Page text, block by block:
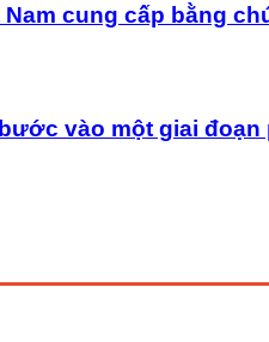
cung cấp bằng
vào một giai đoạn